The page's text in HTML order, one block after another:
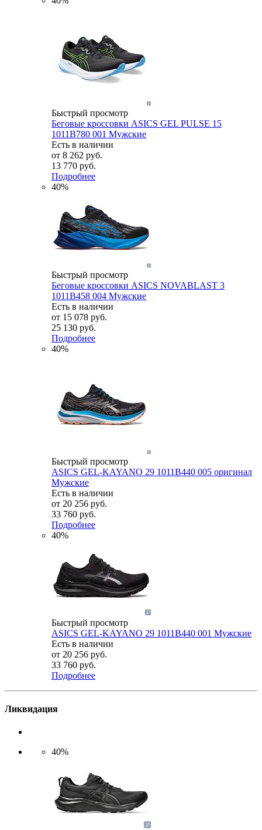
Быстрый просмотр
Беговые кроссовки ASICS GEL PULSE 15
1011B780 001 Мужские
Есть в наличии
от 8 262 руб.
13 770 руб.
Подробнее
40%
Быстрый просмотр
Беговые кроссовки ASICS NOVABLAST 3
1011B458 004 Мужские
Есть в наличии
от 15 078 руб.
25 130 руб.
Подробнее
40%
Быстрый просмотр
ASICS GEL-KAYANO 29 1011B440 005 оригинал
Мужские
Есть в наличии
от 20 256 руб.
33 760 руб.
Подробнее
40%
Быстрый просмотр
ASICS GEL-KAYANO 29 1011B440 001 Мужские
Есть в наличии
от 20 256 руб.
33 760 руб.
Подробнее
Ликвидация
40%